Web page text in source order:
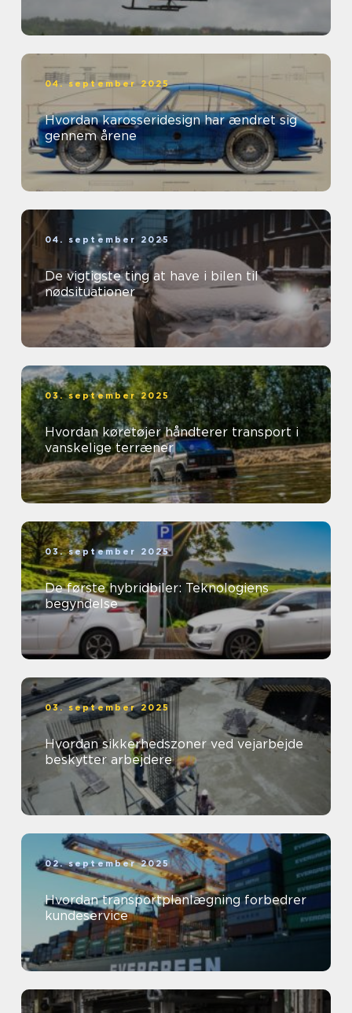
04. september 2025
Hvordan karosseridesign har ændret sig
gennem årene
04. september 2025
De vigtigste ting at have i bilen til
nødsituationer
03. september 2025
Hvordan køretøjer håndterer transport i
vanskelige terræner
03. september 2025
De første hybridbiler: Teknologiens
begyndelse
03. september 2025
Hvordan sikkerhedszoner ved vejarbejde
beskytter arbejdere
02. september 2025
Hvordan transportplanlægning forbedrer
kundeservice